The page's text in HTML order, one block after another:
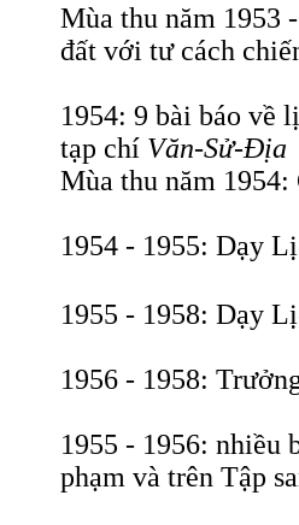
Mùa thu năm 1953
đất với tư cách
1954: 9 bài báo về
tạp chí Văn-Sử-Địa
Mùa thu năm
1954 - 1955: Dạy
1955 - 1958: Dạy
1956 - 1958:
1955 - 1956: nhiều
phạm và trên Tập